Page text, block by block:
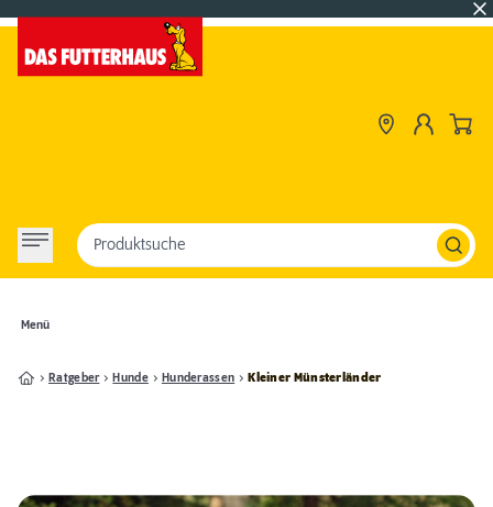
Menü
Produktsuche
Ratgeber Hunde Hunderassen Kleiner Münsterländer